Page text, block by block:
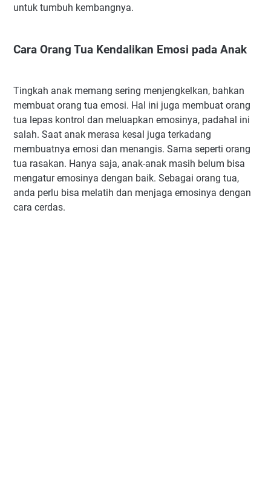
untuk tumbuh kembangnya.
Cara Orang Tua Kendalikan Emosi pada Anak
Tingkah anak memang sering menjengkelkan, bahkan
membuat orang tua emosi. Hal ini juga membuat orang
tua lepas kontrol dan meluapkan emosinya, padahal ini
salah. Saat anak merasa kesal juga terkadang
membuatnya emosi dan menangis. Sama seperti orang
tua rasakan. Hanya saja, anak-anak masih belum bisa
mengatur emosinya dengan baik. Sebagai orang tua,
anda perlu bisa melatih dan menjaga emosinya dengan
cara cerdas.